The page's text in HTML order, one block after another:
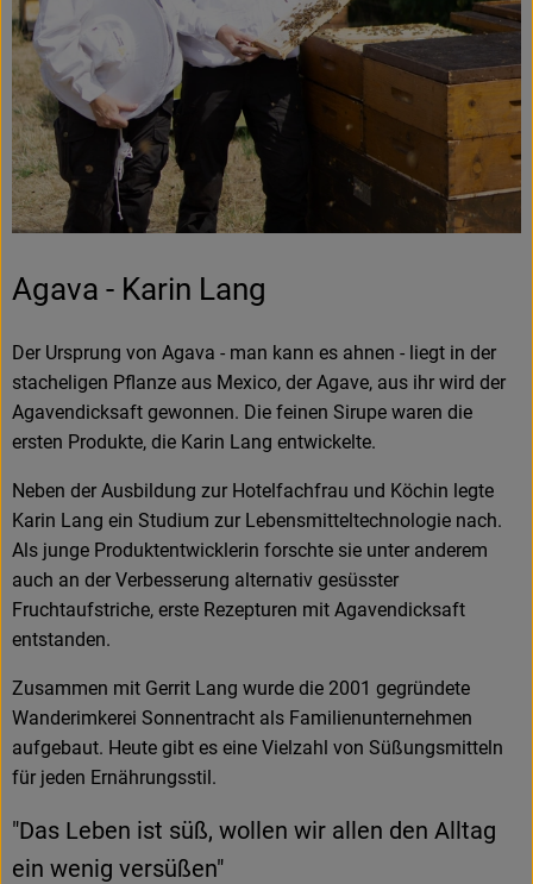
Frisches
Angebote & Neues
Naturwaren
Vorratskammer
Getränke
So geht’s
Über Grünland
Blog
Agava - Karin Lang
Der Ursprung von Agava - man kann es ahnen - liegt in der
stacheligen Pflanze aus Mexico, der Agave, aus ihr wird der
Agavendicksaft gewonnen. Die feinen Sirupe waren die
ersten Produkte, die Karin Lang entwickelte.
Neben der Ausbildung zur Hotelfachfrau und Köchin legte
Karin Lang ein Studium zur Lebensmitteltechnologie nach.
Als junge Produktentwicklerin forschte sie unter anderem
auch an der Verbesserung alternativ gesüsster
Fruchtaufstriche, erste Rezepturen mit Agavendicksaft
entstanden.
Zusammen mit Gerrit Lang wurde die 2001 gegründete
Wanderimkerei Sonnentracht als Familienunternehmen
aufgebaut. Heute gibt es eine Vielzahl von Süßungsmitteln
für jeden Ernährungsstil.
"Das Leben ist süß, wollen wir allen den Alltag
ein wenig versüßen"